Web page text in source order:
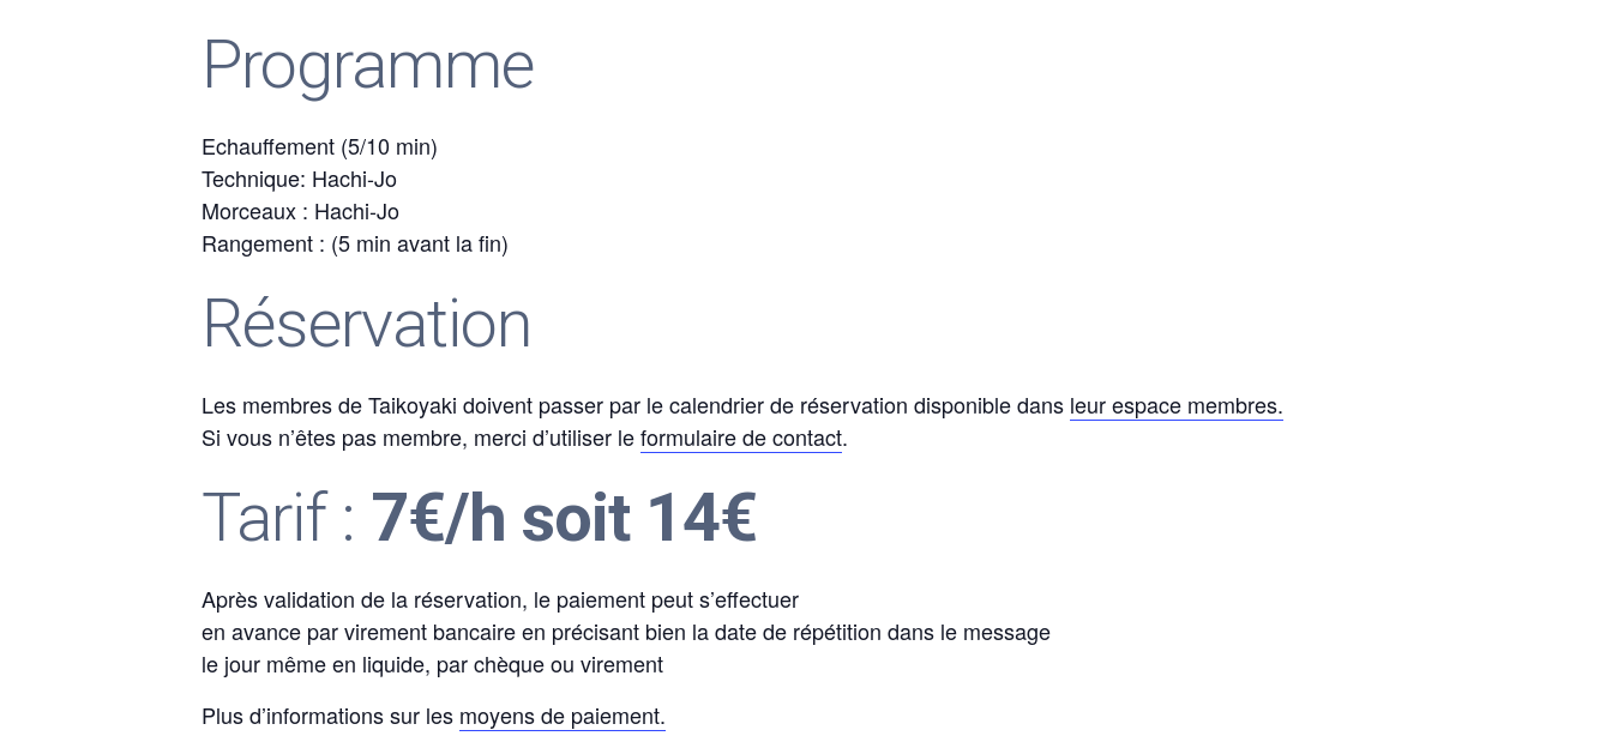
Programme
Echauffement (5/10 min)
Technique: Hachi-Jo
Morceaux : Hachi-Jo
Rangement : (5 min avant la fin)
Réservation
Les membres de Taikoyaki doivent passer par le calendrier de réservation disponible dans leur espace membres.
Si vous n’êtes pas membre, merci d’utiliser leformulaire de contact.
Tarif : 7€/h soit 14€
Après validation de la réservation, le paiement peut s’effectuer
en avance par virement bancaire en précisant bien la date de répétition dans le message
le jour même en liquide, par chèque ou virement
Plus d’informations sur les moyens de paiement.